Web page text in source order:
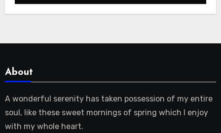
About
A wonderful serenity has taken possession of my entire
soul, like these sweet mornings of spring which I enjoy
with my whole heart.